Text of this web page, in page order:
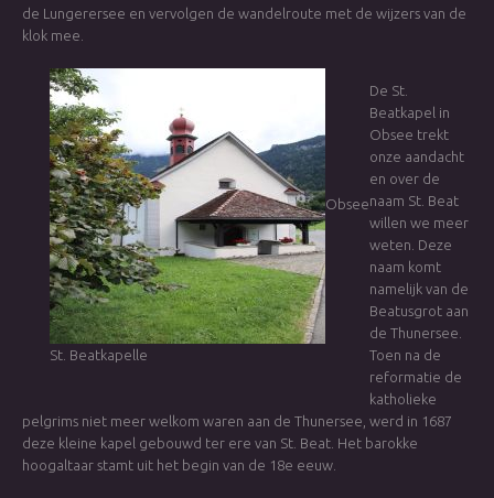
de Lungerersee en vervolgen de wandelroute met de wijzers van de
klok mee.
Obsee
St. Beatkapelle
De St.
Beatkapel in
Obsee trekt
onze aandacht
en over de
naam St. Beat
willen we meer
weten. Deze
naam komt
namelijk van de
Beatusgrot aan
de Thunersee.
Toen na de
reformatie de
katholieke
pelgrims niet meer welkom waren aan de Thunersee, werd in 1687
deze kleine kapel gebouwd ter ere van St. Beat. Het barokke
hoogaltaar stamt uit het begin van de 18e eeuw.